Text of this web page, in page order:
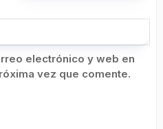
electrónico y web en
vez que comente.